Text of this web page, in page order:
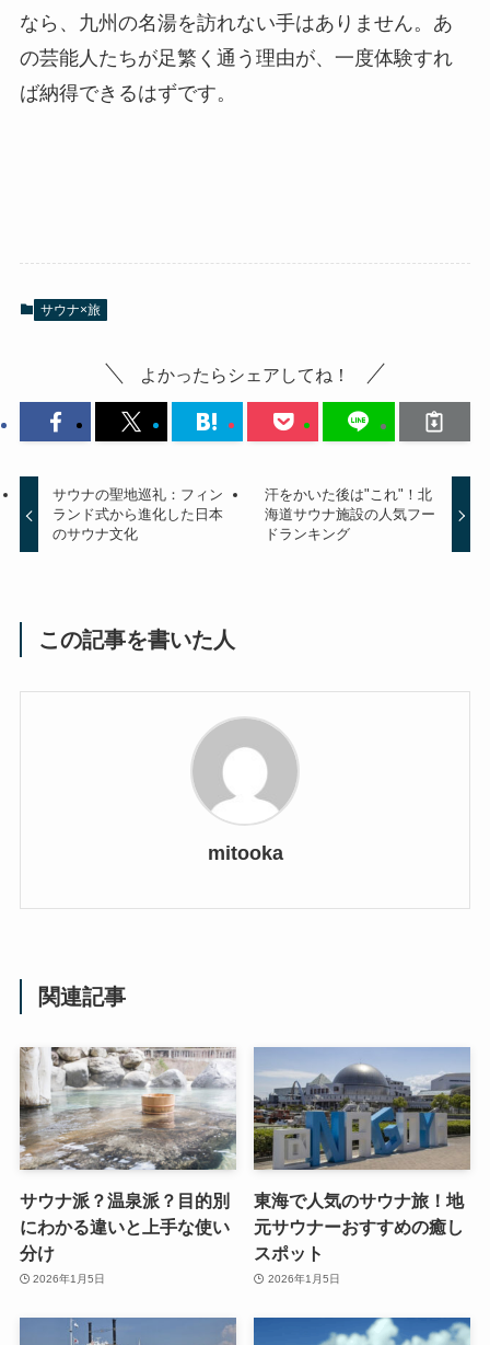
なら、九州の名湯を訪れない手はありません。あ
の芸能人たちが足繁く通う理由が、一度体験すれ
ば納得できるはずです。
サウナ×旅
よかったらシェアしてね！
サウナの聖地巡礼：フィン
ランド式から進化した日本
のサウナ文化
汗をかいた後は"これ"！北
海道サウナ施設の人気フー
ドランキング
この記事を書いた人
mitooka
関連記事
サウナ派？温泉派？目的別
にわかる違いと上手な使い
分け
2026年1月5日
東海で人気のサウナ旅！地
元サウナーおすすめの癒し
スポット
2026年1月5日